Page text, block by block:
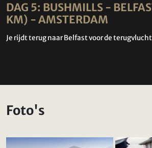
DAG 5: BUSHMILLS -
KM) - AMSTERDAM
Je rijdt terug naar Belfast voor de
Foto's